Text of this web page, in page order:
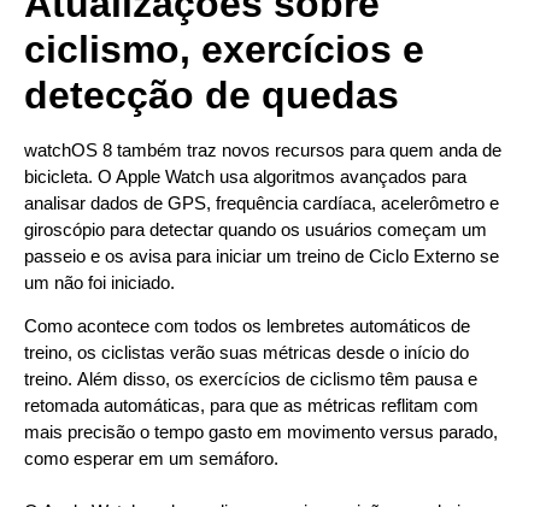
ciclismo, exercícios e
detecção de quedas
watchOS 8 também traz novos recursos para quem anda de
bicicleta. O Apple Watch usa algoritmos avançados para
analisar dados de GPS, frequência cardíaca, acelerômetro e
giroscópio para detectar quando os usuários começam um
passeio e os avisa para iniciar um treino de Ciclo Externo se
um não foi iniciado.
Como acontece com todos os lembretes automáticos de
treino, os ciclistas verão suas métricas desde o início do
treino. Além disso, os exercícios de ciclismo têm pausa e
retomada automáticas, para que as métricas reflitam com
mais precisão o tempo gasto em movimento versus parado,
como esperar em um semáforo.